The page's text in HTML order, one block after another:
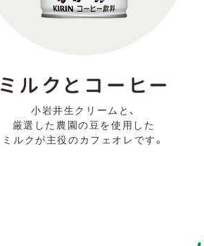
小岩井生クリームと、
厳選した農園の豆を使用した
ミルクが主役のカフェオレです。